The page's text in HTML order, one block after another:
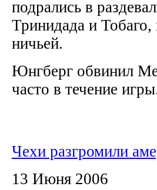
подрались в
Тринидада и
ничьей.
Юнгберг обвинил
часто в течение
Чехи разгромили
13 Июня 2006